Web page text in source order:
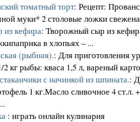
томатный торт: Рецепт:
муки* 2 столовые ложки
из кефира: Творожный сыр из
в хлопьях – ...
(рыбная).: Для приготовления
2 кг рыбы: кваса 1,5 л, вареный
с начинкой из шпината.:
1 кг.Масло сливочное 4 ст.л.
: играть онлайн кулинария